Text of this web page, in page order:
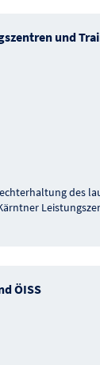
und
des
ÖISS